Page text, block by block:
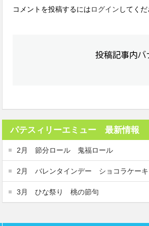
コメントを投稿するにはログイン してくだ
パテスィリーエミュー 最新情報
2月 節分ロール 鬼福ロール
2月 バレンタインデー ショコラケー
3月 ひな祭り 桃の節句